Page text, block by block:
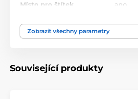
Místo pro štítek ano
Výška cm
Zobrazit všechny parametry
Související produkty